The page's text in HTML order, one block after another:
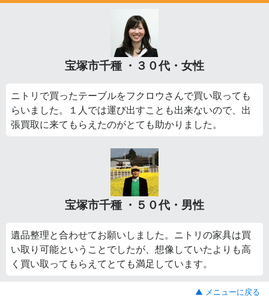
宝塚市千種 ・３０代・女性
ニトリで買ったテーブルをフクロウさんで買い取っても
らいました。１人では運び出すことも出来ないので、出
張買取に来てもらえたのがとても助かりました。
宝塚市千種 ・５０代・男性
遺品整理と合わせてお願いしました。ニトリの家具は買
い取り可能ということでしたが、想像していたよりも高
く買い取ってもらえてとても満足しています。
▲ メニューに戻る